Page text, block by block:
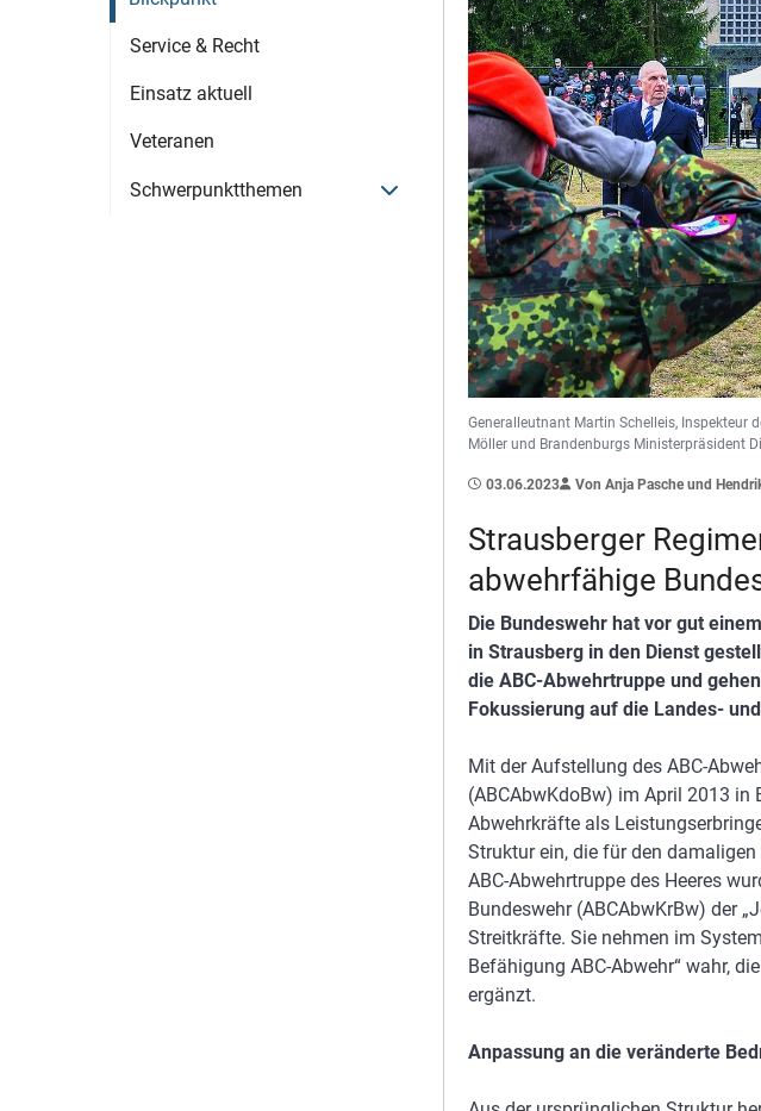
Service & Recht
Einsatz aktuell
Veteranen
Schwerpunktthemen Menü öffnen
Generalleutnant Martin Schelleis, Inspekteur
Möller und Brandenburgs Ministerpräsident
03.06.2023 Von Anja Pasche und
Strausberger
abwehrfähige
Die Bundeswehr hat vor gut
in Strausberg in den Dienst
die ABC-Abwehrtruppe und
Fokussierung auf die Landes-
Mit der Aufstellung des ABC-
(ABCAbwKdoBw) im April 2013 in
Abwehrkräfte als
Struktur ein, die für den
ABC-Abwehrtruppe des Heeres
Bundeswehr (ABCAbwKrBw) der
Streitkräfte. Sie nehmen im
Befähigung ABC-Abwehr“ wahr,
ergänzt.
Anpassung an die veränderte